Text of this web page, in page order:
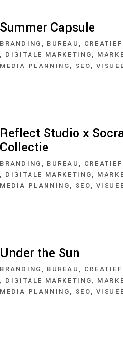
Summer Capsule
BRANDING BUREAU
DIGITALE MARKETING
MEDIA PLANNING
SEO
Reflect Studio x
Collectie
BRANDING BUREAU
DIGITALE MARKETING
MEDIA PLANNING
SEO
Under the Sun
BRANDING BUREAU
DIGITALE MARKETING
MEDIA PLANNING
SEO